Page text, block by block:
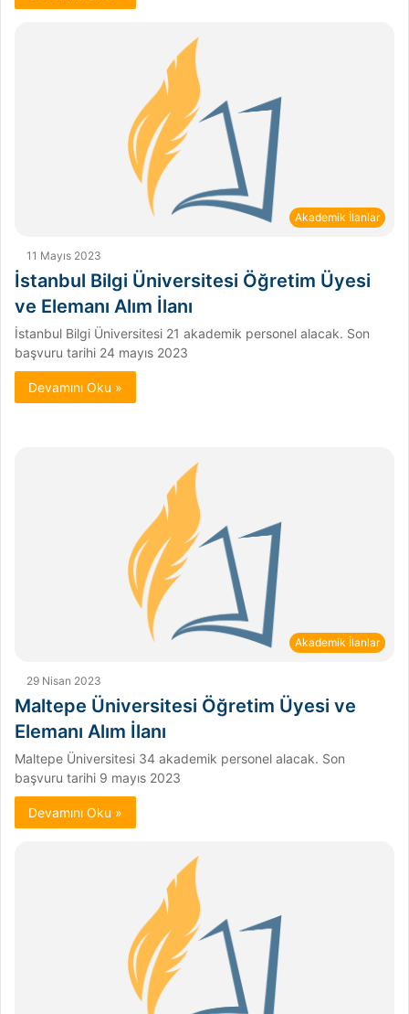
Akademik İlanlar
11 Mayıs 2023
İstanbul Bilgi Üniversitesi Öğretim Üyesi
ve Elemanı Alım İlanı
İstanbul Bilgi Üniversitesi 21 akademik personel alacak. Son
başvuru tarihi 24 mayıs 2023
Devamını Oku »
Akademik İlanlar
29 Nisan 2023
Maltepe Üniversitesi Öğretim Üyesi ve
Elemanı Alım İlanı
Maltepe Üniversitesi 34 akademik personel alacak. Son
başvuru tarihi 9 mayıs 2023
Devamını Oku »